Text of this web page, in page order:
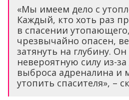
«Мы имеем дело с
Каждый, кто хоть раз
в спасении
чрезвычайно опасен,
затянуть на глубину.
невероятную силу из-
выброса адреналина и
утопить спасителя», –